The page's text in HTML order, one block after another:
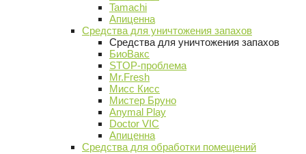
Tamachi
Апиценна
Средства для уничтожения запахов
Средства для уничтожения запахов
БиоВакс
STOP-проблема
Mr.Fresh
Мисс Кисс
Мистер Бруно
Anymal Play
Doctor VIC
Апиценна
Средства для обработки помещений